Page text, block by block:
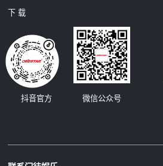
下 载
微信公众号
抖音官方